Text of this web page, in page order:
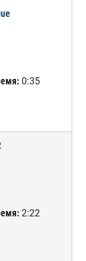
0:35
2:22